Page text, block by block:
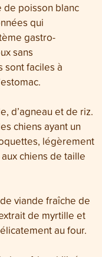
de poisson blanc
qui
gastro-
sans
sont faciles à
d’agneau et de riz.
chiens ayant un
légèrement
chiens de taille
viande fraîche de
de myrtille et
au four.